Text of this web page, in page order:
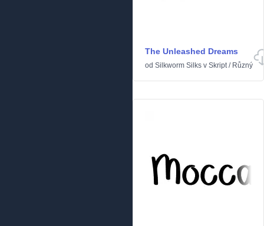
The Unleashed Dreams
od Silkworm Silks v Skript/ Různý